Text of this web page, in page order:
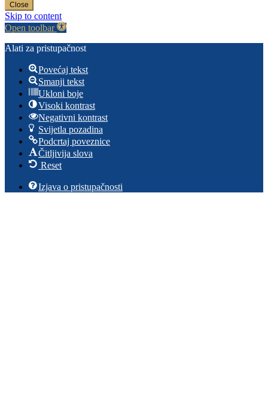
Close
Skip to content
Open toolbar
Alati za pristupačnost
Povećaj tekst
Smanji tekst
Ukloni boje
Visoki kontrast
Negativni kontrast
Svijetla pozadina
Podcrtaj poveznice
Čitljivija slova
Reset
Izjava o pristupačnosti